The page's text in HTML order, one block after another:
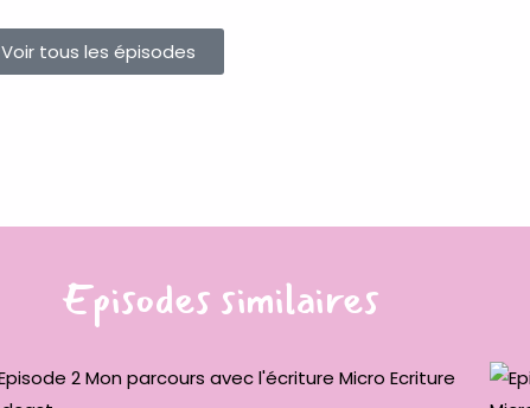
Voir tous les épisodes
Episodes similaires